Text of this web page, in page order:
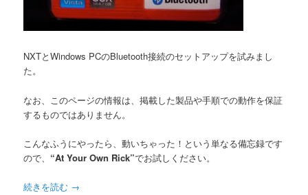
NXTとWindows PCのBluetooth接続のセットアップを試みまし
た。
なお、このページの情報は、掲載した製品や手順での動作を保証
するものではありません。
こんなふうにやったら、動いちゃった！という単なる備忘録です
ので、 “At Your Own Rick”でお試しください。
続きを読む →